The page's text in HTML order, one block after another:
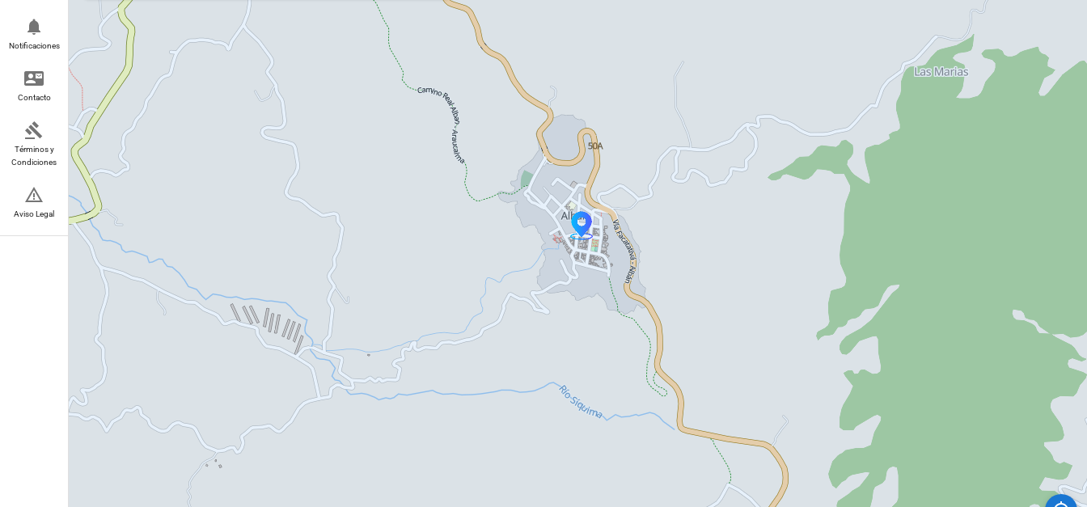
Notificaciones
Contacto
Términos y
Condiciones
Aviso Legal